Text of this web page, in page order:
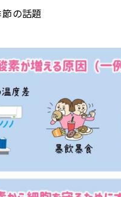
の話題